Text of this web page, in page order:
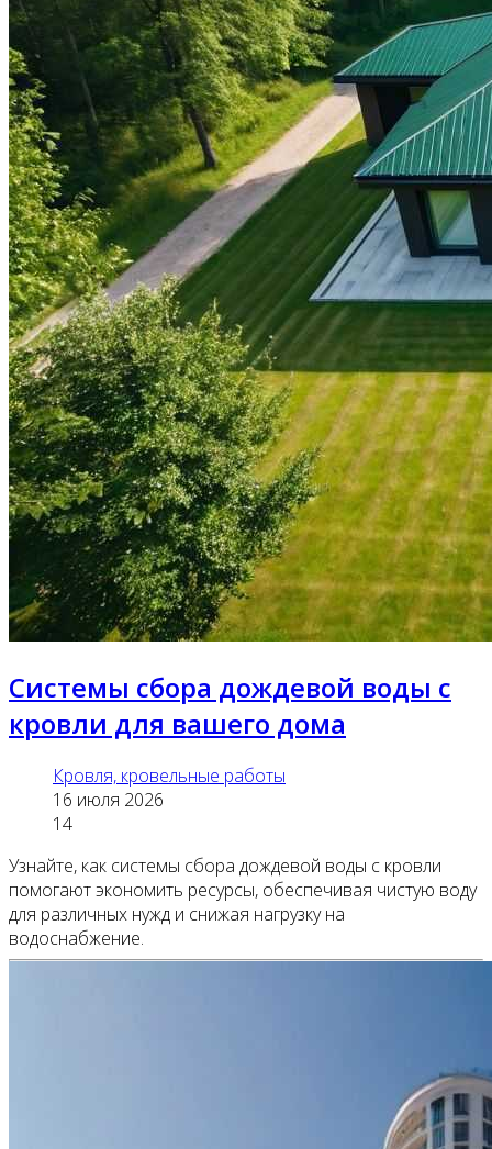
Системы сбора дождевой воды с
кровли для вашего дома
Кровля, кровельные работы
16 июля 2026
14
Узнайте, как системы сбора дождевой воды с кровли
помогают экономить ресурсы, обеспечивая чистую воду
для различных нужд и снижая нагрузку на
водоснабжение.